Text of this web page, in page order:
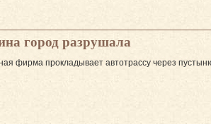
город разрушала
фирма прокладывает автотрассу через